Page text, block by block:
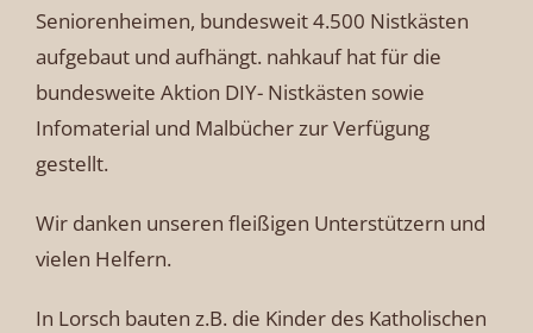
Seniorenheimen, bundesweit 4.500 Nistkästen
aufgebaut und aufhängt. nahkauf hat für die
bundesweite Aktion DIY- Nistkästen sowie
Infomaterial und Malbücher zur Verfügung
gestellt.
Wir danken unseren fleißigen Unterstützern und
vielen Helfern.
In Lorsch bauten z.B. die Kinder des Katholischen